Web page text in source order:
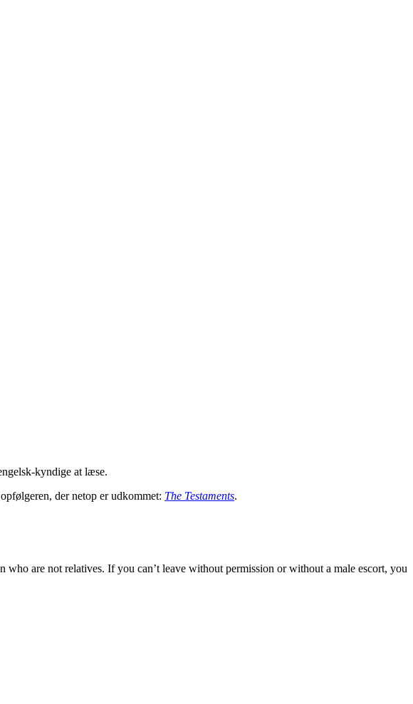
kyndige at læse.
der netop er udkommet: The Testaments.
are not relatives. If you can’t leave without permission or without a male escort, you